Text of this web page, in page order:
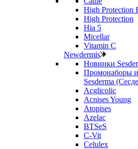
High Protection
High Protection
Hia 5
Micellar
Vitamin C
Newdermis
Новинки
Промонаборы
Sesderma
Acglicolic
Acnises Young
Atopises
Azelac
BTSeS
C‑Vit
Celulex